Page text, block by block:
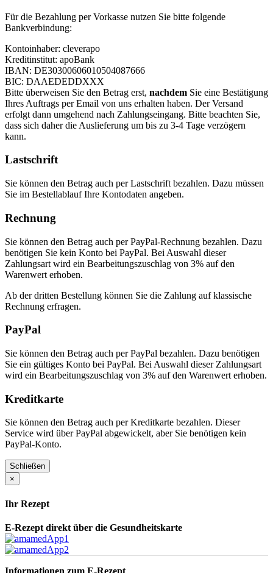
Für die Bezahlung per Vorkasse nutzen Sie bitte folgende
Bankverbindung:
Kontoinhaber: cleverapo
Kreditinstitut: apoBank
IBAN: DE30300606010504087666
BIC: DAAEDEDDXXX
Bitte überweisen Sie den Betrag erst, nachdem Sie eine Bestätigung
Ihres Auftrags per Email von uns erhalten haben. Der Versand
erfolgt dann umgehend nach Zahlungseingang. Bitte beachten Sie,
dass sich daher die Auslieferung um bis zu 3-4 Tage verzögern
kann.
Lastschrift
Sie können den Betrag auch per Lastschrift bezahlen. Dazu müssen
Sie im Bestellablauf Ihre Kontodaten angeben.
Rechnung
Sie können den Betrag auch per PayPal-Rechnung bezahlen. Dazu
benötigen Sie kein Konto bei PayPal. Bei Auswahl dieser
Zahlungsart wird ein Bearbeitungszuschlag von 3% auf den
Warenwert erhoben.
Ab der dritten Bestellung können Sie die Zahlung auf klassische
Rechnung erfragen.
PayPal
Sie können den Betrag auch per PayPal bezahlen. Dazu benötigen
Sie ein gültiges Konto bei PayPal. Bei Auswahl dieser Zahlungsart
wird ein Bearbeitungszuschlag von 3% auf den Warenwert erhoben.
Kreditkarte
Sie können den Betrag auch per Kreditkarte bezahlen. Dieser
Service wird über PayPal abgewickelt, aber Sie benötigen kein
PayPal-Konto.
Schließen
×
Ihr Rezept
E-Rezept direkt über die Gesundheitskarte
Informationen zum E-Rezept